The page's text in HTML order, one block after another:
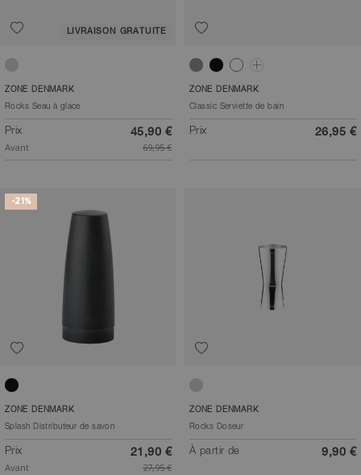
LIVRAISON GRATUITE
Acier poli
ZONE DENMARK
Rocks Seau à glace
Prix 45,90 €
Avant 69,95 €
Gris clair
NoirBlancVert matcha
ZONE DENMARK
Classic Serviette de bain
Prix 26,95 €
-21%
Noir
ZONE DENMARK
Splash Distributeur de savon
Prix 21,90 €
Avant 27,95 €
Acier poli
ZONE DENMARK
Rocks Doseur
À partir de 9,90 €